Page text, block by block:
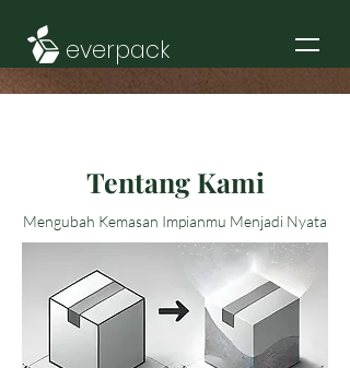
everpack
Tentang Kami
Mengubah Kemasan Impianmu Menjadi Nyata